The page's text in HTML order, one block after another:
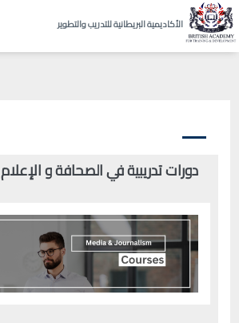
الأكاديمية البريطانية للتدريب والتطوير
دورات تدريبية في الصحافة و الإعلام